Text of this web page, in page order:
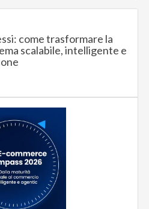
come trasformare la
scalabile, intelligente e